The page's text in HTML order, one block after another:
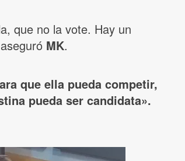
que no la vote. Hay un
MK.
que ella pueda competir,
pueda ser candidata».